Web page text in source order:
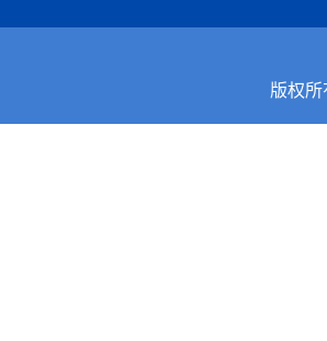
版权